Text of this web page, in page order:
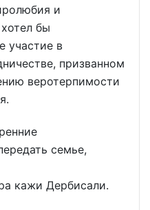
и
бы
участие в
призванном
веротерпимости
семье,
кажи Дербисали.